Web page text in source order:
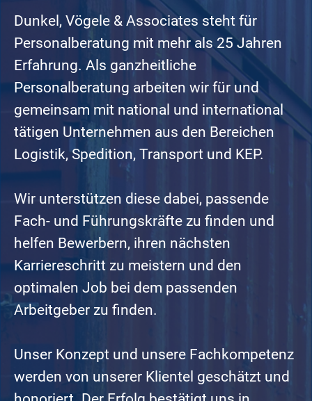
Dunkel, Vögele & Associates steht für
Personalberatung mit mehr als 25 Jahren
Erfahrung. Als ganzheitliche
Personalberatung arbeiten wir für und
gemeinsam mit national und international
tätigen Unternehmen aus den Bereichen
Logistik, Spedition, Transport und KEP.
Wir unterstützen diese dabei, passende
Fach- und Führungskräfte zu finden und
helfen Bewerbern, ihren nächsten
Karriereschritt zu meistern und den
optimalen Job bei dem passenden
Arbeitgeber zu finden.
Unser Konzept und unsere Fachkompetenz
werden von unserer Klientel geschätzt und